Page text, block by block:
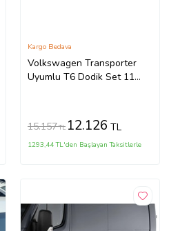
Volkswagen Transporter
Uyumlu T6 Dodik Set 11
Kargo Bedava
15.157TL 12.126 TL
1293,44 TL'den Başlayan Taksitlerle